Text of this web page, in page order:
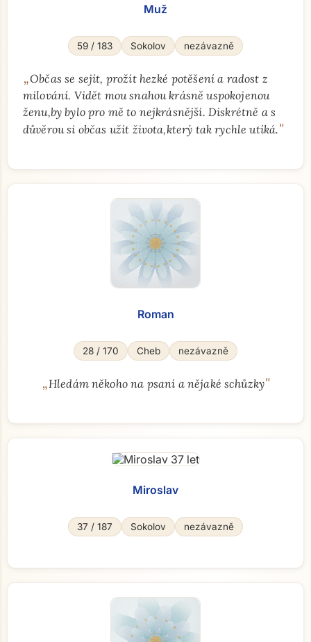
Muž
59 / 183 Sokolov nezávazně
„Občas se sejít, prožít hezké potěšení a radost z
milování. Vidět mou snahou krásně uspokojenou
ženu,by bylo pro mě to nejkrásnější. Diskrétně a s
důvěrou si občas užít života,který tak rychle utíká."
Roman
28 / 170 Cheb nezávazně
„Hledám někoho na psaní a nějaké schůzky"
Miroslav
37 / 187 Sokolov nezávazně